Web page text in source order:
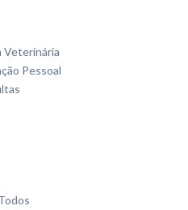
Veterinária
Pessoal